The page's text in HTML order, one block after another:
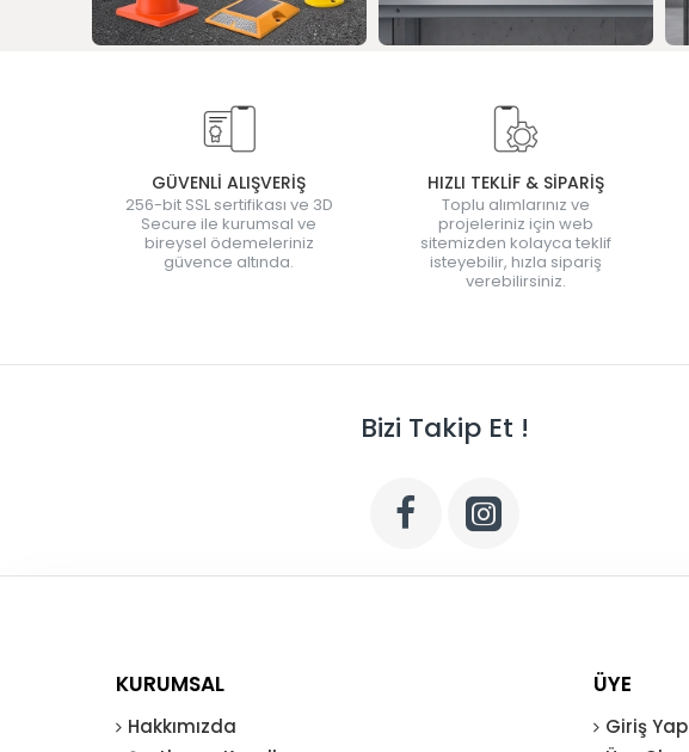
GÜVENLİ ALIŞVERİŞ
256-bit SSL sertifikası ve 3D
Secure ile kurumsal ve
bireysel ödemeleriniz
güvence altında.
HIZLI TEKLİF & SİPARİŞ
Toplu alımlarınız ve
projeleriniz için web
sitemizden kolayca teklif
isteyebilir, hızla sipariş
verebilirsiniz.
Bizi Takip Et !
KURUMSAL
Hakkımızda
ÜYE
Giriş Yap